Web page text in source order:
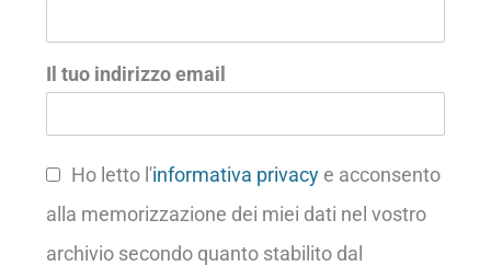
Il tuo indirizzo email
Ho letto l'informativa privacye acconsento
alla memorizzazione dei miei dati nel vostro
archivio secondo quanto stabilito dal